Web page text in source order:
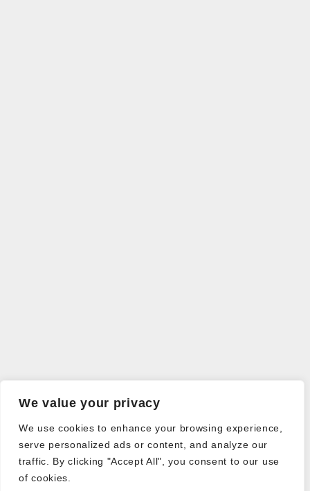
We value your privacy
We use cookies to enhance your browsing experience,
serve personalized ads or content, and analyze our
traffic. By clicking "Accept All", you consent to our use
of cookies.